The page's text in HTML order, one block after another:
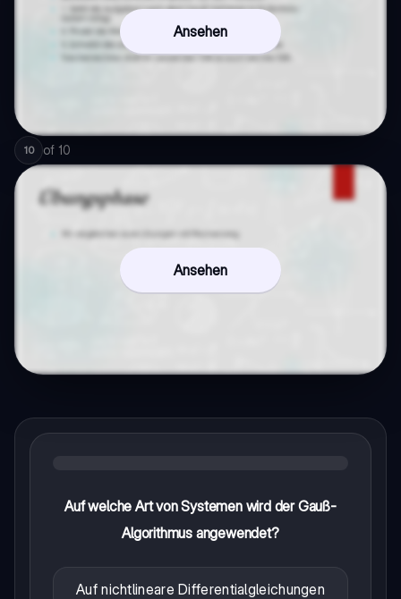
Ansehen
10 of 10
Ansehen
Auf welche Art von Systemen wird der Gauß-
Algorithmus angewendet?
Auf nichtlineare Differentialgleichungen